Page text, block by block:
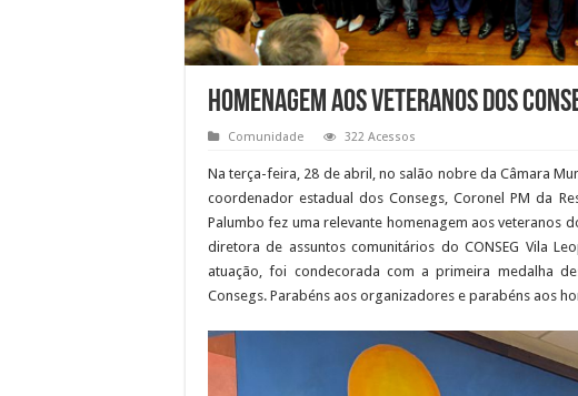
Homenagem aos Veteranos dos
Comunidade 322 Acessos
Na terça-feira, 28 de abril, no salão nobre da Câmara
coordenador estadual dos Consegs, Coronel PM da
Palumbo fez uma relevante homenagem aos veteranos
diretora de assuntos comunitários do CONSEG Vila
atuação, foi condecorada com a primeira medalha
Consegs. Parabéns aos organizadores e parabéns aos